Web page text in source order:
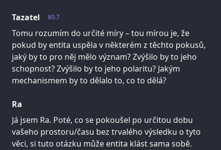
80.7
Tazatel
Tomu rozumím do určité míry – tou mírou je, že
pokud by entita uspěla v některém z těchto pokusů,
jaký by to pro něj mělo význam? Zvýšilo by to jeho
schopnost? Zvýšilo by to jeho polaritu? Jakým
mechanismem by to dělalo to, co to dělá?
Ra
Já jsem Ra. Poté, co se pokoušel po určitou dobu
vašeho prostoru/času bez trvalého výsledku o tyto
věci, si tuto otázku může entita klást sama sobě.